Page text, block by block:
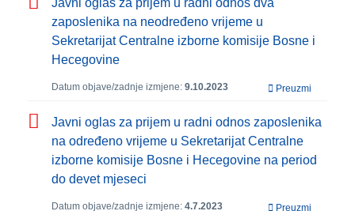
Javni oglas za prijem u radni odnos dva
zaposlenika na neodređeno vrijeme u
Sekretarijat Centralne izborne komisije Bosne i
Hecegovine
Datum objave/zadnje izmjene: 9.10.2023 Preuzmi
Javni oglas za prijem u radni odnos zaposlenika
na određeno vrijeme u Sekretarijat Centralne
izborne komisije Bosne i Hecegovine na period
do devet mjeseci
Datum objave/zadnje izmjene: 4.7.2023 Preuzmi